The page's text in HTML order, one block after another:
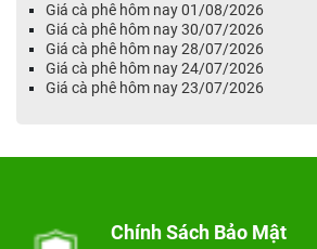
Giá cà phê hôm nay 01/08/2026
Giá cà phê hôm nay 30/07/2026
Giá cà phê hôm nay 28/07/2026
Giá cà phê hôm nay 24/07/2026
Giá cà phê hôm nay 23/07/2026
Chính Sách Bảo Mật